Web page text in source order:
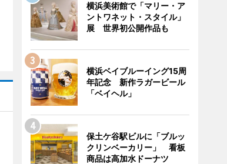
横浜美術館で「マリー・ア
ントワネット・スタイル」
展 世界初公開作品も
横浜ベイブルーイング15周
年記念 新作ラガービール
「ベイヘル」
保土ケ谷駅ビルに「ブルッ
クリンベーカリー」 看板
商品は高加水ドーナツ